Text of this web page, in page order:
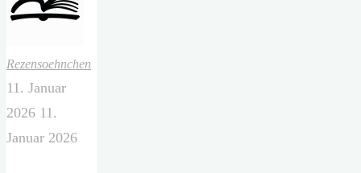
Rezensoehnchen
11. Januar
2026 11.
Januar 2026